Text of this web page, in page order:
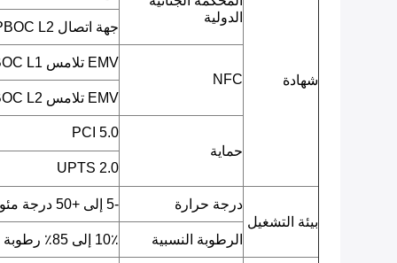
شهادة
الدولية
جهة اتصال EMV L2 / PBOC L2
NFC
EMV تلامس L1 / qPBOC L1
EMV تلامس L2 / qPBOC L2
حماية
PCI 5.0
UPTS 2.0
بيئة التشغيل
درجة حرارة -5 إلى +50 درجة مئوية
الرطوبة النسبية 10٪ إلى 85٪ رطوبة نسبية